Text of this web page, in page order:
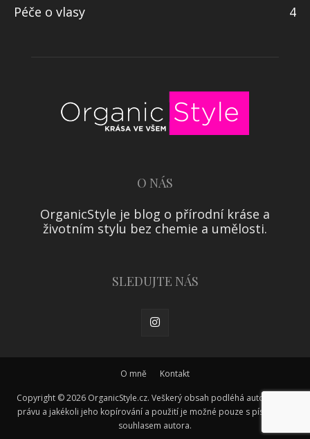
Péče o vlasy
4
O NÁS
OrganicStyle je blog o přírodní kráse a
životním stylu bez chemie a umělosti.
SLEDUJTE NÁS
O mně Kontakt
Copyright © 2026 OrganicStyle.cz. Veškerý obsah podléhá autorskému
právu a jakékoli jeho kopírování a použití je možné pouze s písemným
souhlasem autora.